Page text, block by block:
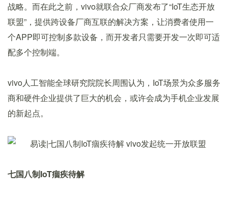
战略。而在此之前，vivo就联合众厂商发布了“IoT生态开放
联盟”，提供跨设备厂商互联的解决方案，让消费者使用一
个APP即可控制多款设备，而开发者只需要开发一次即可适
配多个控制端。
vivo人工智能全球研究院院长周围认为，IoT场景为众多服务
商和硬件企业提供了巨大的机会，或许会成为手机企业发展
的新起点。
七国八制IoT痼疾待解